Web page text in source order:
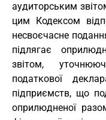
аудиторським
цим Кодексом
несвоєчасне
підлягає
звітом,
податкової
підприємств, що
оприлюдненої